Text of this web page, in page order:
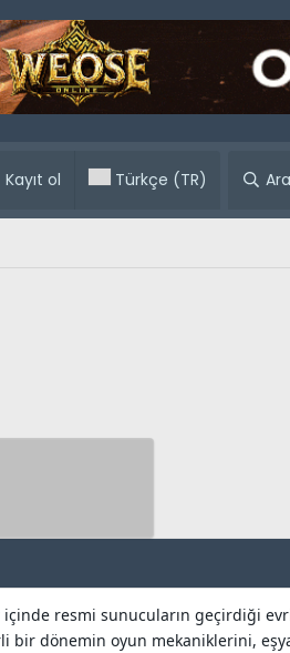
Kayıt ol Türkçe (TR)
resmi sunucuların geçirdiği
bir dönemin oyun mekaniklerini,